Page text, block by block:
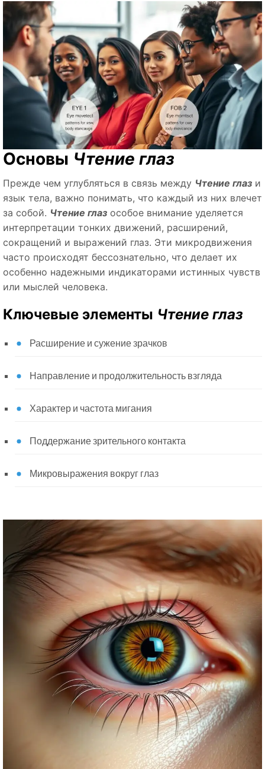
Основы Чтение глаз
Прежде чем углубляться в связь между Чтение глаз и
язык тела, важно понимать, что каждый из них влечет
за собой. Чтение глаз особое внимание уделяется
интерпретации тонких движений, расширений,
сокращений и выражений глаз. Эти микродвижения
часто происходят бессознательно, что делает их
особенно надежными индикаторами истинных чувств
или мыслей человека.
Ключевые элементы Чтение глаз
Расширение и сужение зрачков
Направление и продолжительность взгляда
Характер и частота мигания
Поддержание зрительного контакта
Микровыражения вокруг глаз